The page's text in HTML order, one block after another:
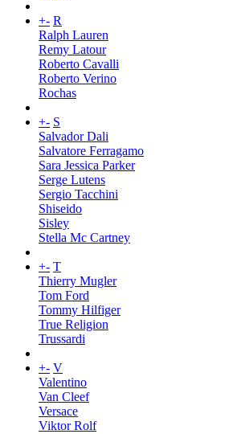
+- R
Ralph Lauren
Remy Latour
Roberto Cavalli
Roberto Verino
Rochas
+- S
Salvador Dali
Salvatore Ferragamo
Sara Jessica Parker
Serge Lutens
Sergio Tacchini
Shiseido
Sisley
Stella Mc Cartney
+- T
Thierry Mugler
Tom Ford
Tommy Hilfiger
True Religion
Trussardi
+- V
Valentino
Van Cleef
Versace
Viktor Rolf